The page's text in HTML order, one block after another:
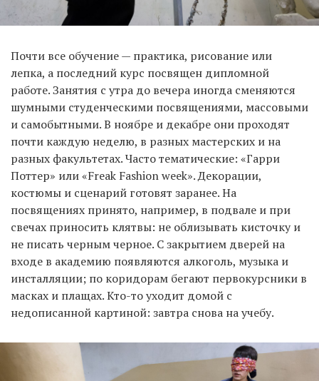
Почти все обучение — практика, рисование или
лепка, а последний курс посвящен дипломной
работе. Занятия с утра до вечера иногда сменяются
шумными студенческими посвящениями, массовыми
и самобытными. В ноябре и декабре они проходят
почти каждую неделю, в разных мастерских и на
разных факультетах. Часто тематические: «Гарри
Поттер» или «Freak Fashion week». Декорации,
костюмы и сценарий готовят заранее. На
посвящениях принято, например, в подвале и при
свечах приносить клятвы: не облизывать кисточку и
не писать черным черное. С закрытием дверей на
входе в академию появляются алкоголь, музыка и
инсталляции; по коридорам бегают первокурсники в
масках и плащах. Кто-то уходит домой с
недописанной картиной: завтра снова на учебу.